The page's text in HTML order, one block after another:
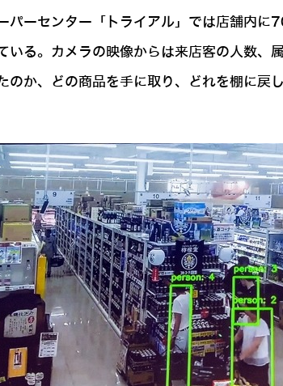
パーセンター「トライアル」では店舗内
る。カメラの映像からは来店客の人数
か、どの商品を手に取り、どれを棚に